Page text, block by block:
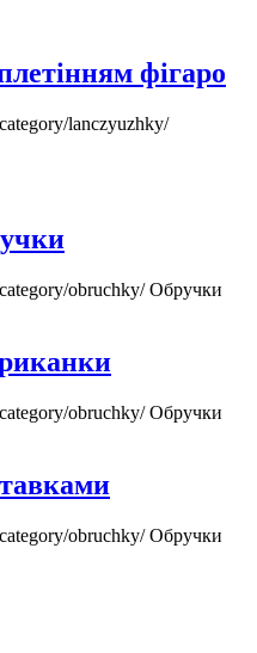
фігаро
lanczyuzhky/
obruchky/Обручки
obruchky/Обручки
obruchky/Обручки